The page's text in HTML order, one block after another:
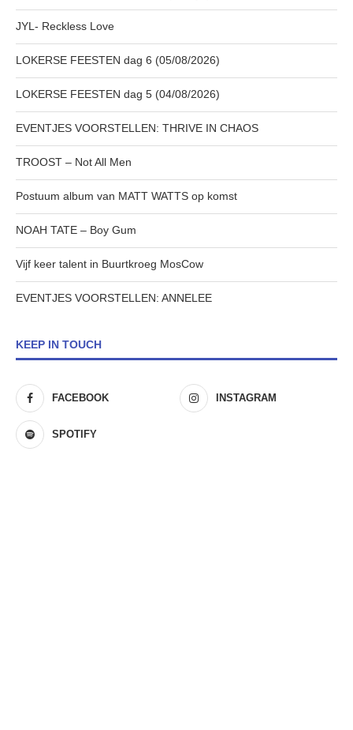
JYL- Reckless Love
LOKERSE FEESTEN dag 6 (05/08/2026)
LOKERSE FEESTEN dag 5 (04/08/2026)
EVENTJES VOORSTELLEN: THRIVE IN CHAOS
TROOST – Not All Men
Postuum album van MATT WATTS op komst
NOAH TATE – Boy Gum
Vijf keer talent in Buurtkroeg MosCow
EVENTJES VOORSTELLEN: ANNELEE
KEEP IN TOUCH
FACEBOOK INSTAGRAM
SPOTIFY